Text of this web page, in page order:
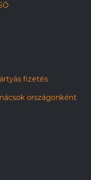
fizetés
országonként